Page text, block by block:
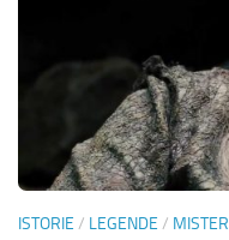
ISTORIE / LEGENDE / MISTER